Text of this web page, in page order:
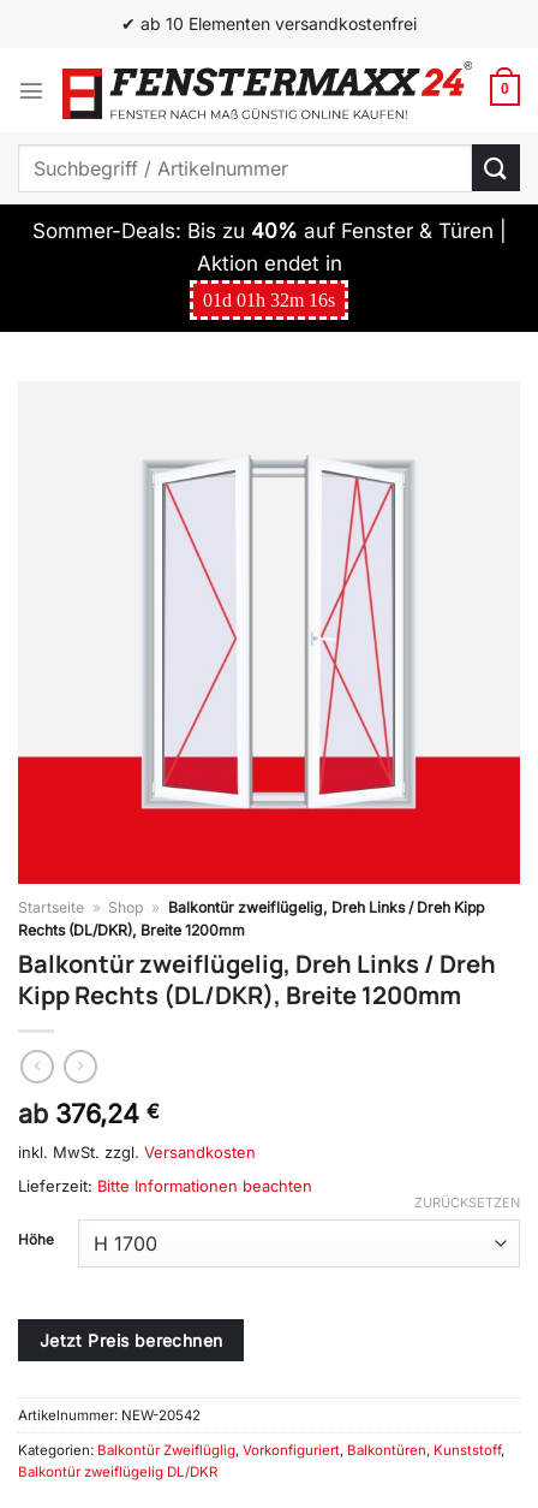
springen
✔ ab 10 Elementen versandkostenfrei
0
Suchen
Sommer-Deals: Bis zu 40% auf Fenster & Türen |
Aktion endet in
01d 01h 32m 15s
Startseite » Shop » Balkontür zweiflügelig, Dreh Links / Dreh Kipp
Rechts (DL/DKR), Breite 1200mm
Balkontür zweiflügelig, Dreh Links / Dreh
Kipp Rechts (DL/DKR), Breite 1200mm
ab 376,24 €
inkl. MwSt. zzgl. Versandkosten
Lieferzeit: Bitte Informationen beachten
Höhe
ZURÜCKSETZEN
Alternative:
Jetzt Preis berechnen
Artikelnummer: NEW-20542
Kategorien: Balkontür Zweiflüglig, Vorkonfiguriert, Balkontüren, Kunststoff,
Balkontür zweiflügelig DL/DKR